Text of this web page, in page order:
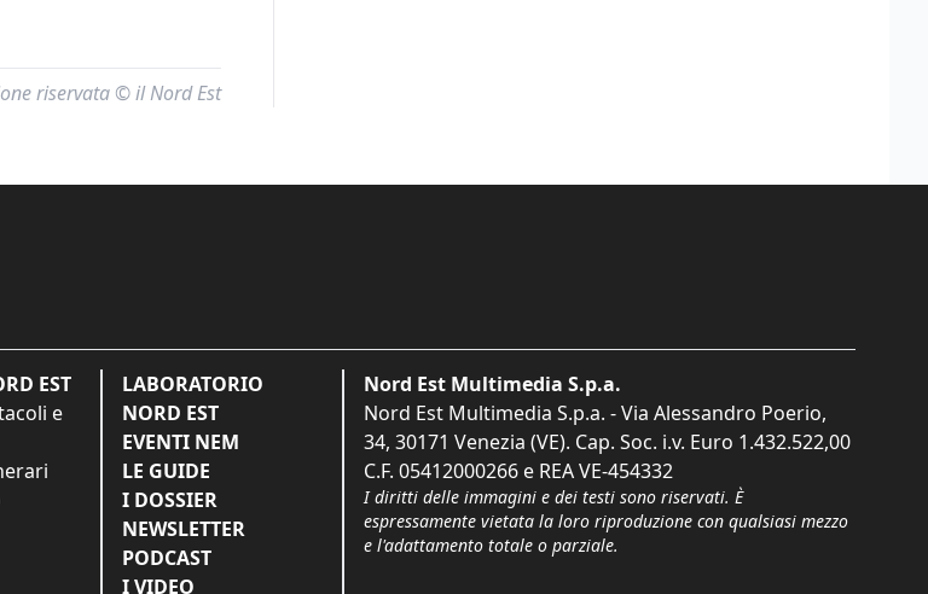
riservata © il Nord Est
EST
e
LABORATORIO
NORD EST
EVENTI NEM
LE GUIDE
I DOSSIER
NEWSLETTER
PODCAST
I VIDEO
Nord Est Multimedia S.p.a.
Nord Est Multimedia S.p.a. - Via Alessandro Poerio,
34, 30171 Venezia (VE). Cap. Soc. i.v. Euro 1.432.522,00
C.F. 05412000266 e REA VE-454332
I diritti delle immagini e dei testi sono riservati. È
espressamente vietata la loro riproduzione con qualsiasi mezzo
e l'adattamento totale o parziale.